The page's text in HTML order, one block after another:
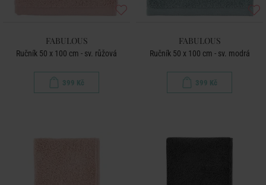
FABULOUS
Ručník 50 x 100 cm - sv. růžová
399 Kč
FABULOUS
Ručník 50 x 100 cm - sv. modrá
399 Kč